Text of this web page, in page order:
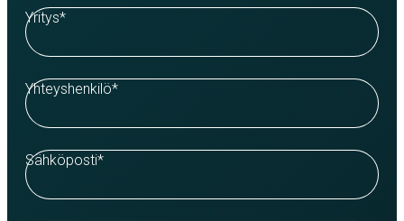
Yritys*
Yhteyshenkilö*
Sähköposti*